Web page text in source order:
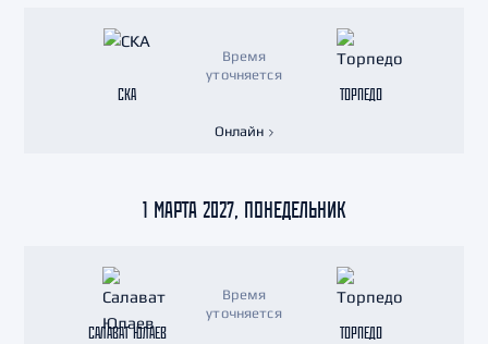
СКА
Время
уточняется
ТОРПЕДО
Онлайн
1 МАРТА 2027, ПОНЕДЕЛЬНИК
САЛАВАТ ЮЛАЕВ
Время
уточняется
ТОРПЕДО